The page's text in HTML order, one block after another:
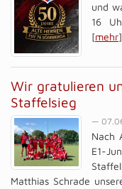
und
16
[mehr]
Wir gratulieren
Staffelsieg
—
Nach
E1-
Matthias Schrade